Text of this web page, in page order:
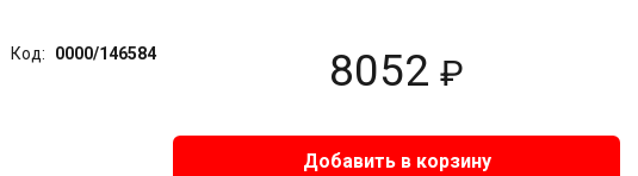
Код: 0000/146584 8052 ₽
Добавить в корзину